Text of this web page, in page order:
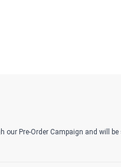
our Pre-Order Campaign and will